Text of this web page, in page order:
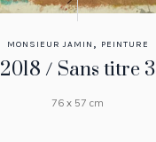
MONSIEUR JAMIN , PEINTURE
2018 / Sans titre 3
76 x 57 cm